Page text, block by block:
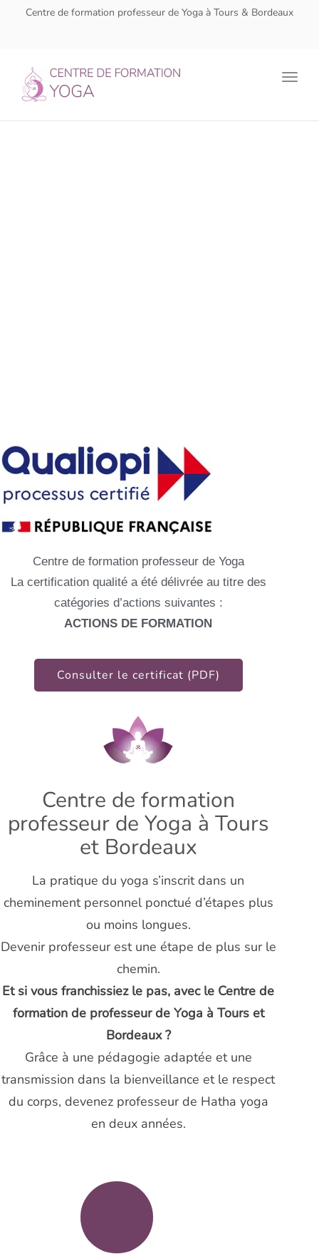
Centre de formation professeur de Yoga à Tours & Bordeaux
Centre de formation professeur de Yoga
La certification qualité a été délivrée au titre des
catégories d’actions suivantes :
ACTIONS DE FORMATION
Consulter le certificat (PDF)
Centre de formation
professeur de Yoga à Tours
et Bordeaux
La pratique du yoga s’inscrit dans un
cheminement personnel ponctué d’étapes plus
ou moins longues.
Devenir professeur est une étape de plus sur le
Et si vous franchissiez le pas, avec le Centre de
formation de professeur de Yoga à Tours et
Bordeaux ?
Grâce à une pédagogie adaptée et une
transmission dans la bienveillance et le respect
du corps, devenez professeur de Hatha yoga
en deux années.